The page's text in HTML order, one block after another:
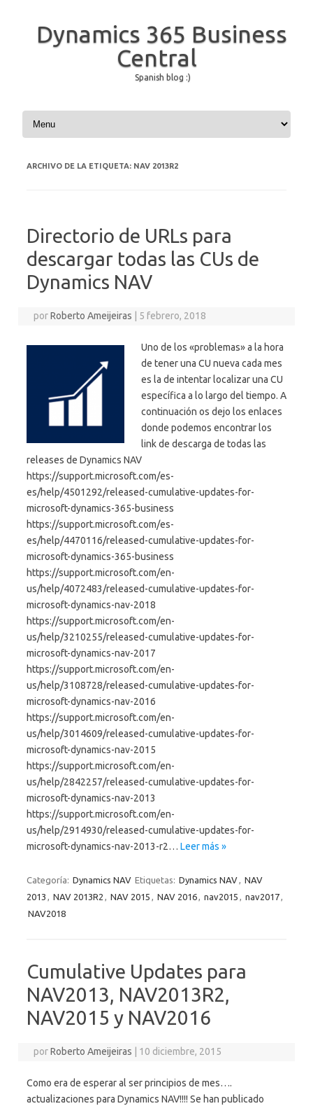
Dynamics 365 Business
Central
Spanish blog :)
Saltar al contenido
ARCHIVO DE LA ETIQUETA: NAV 2013R2
Directorio de URLs para
descargar todas las CUs de
Dynamics NAV
porRoberto Ameijeiras 5 febrero, 2018
Uno de los «problemas» a la hora
de tener una CU nueva cada mes
es la de intentar localizar una CU
específica a lo largo del tiempo. A
continuación os dejo los enlaces
donde podemos encontrar los
link de descarga de todas las
releases de Dynamics NAV
https://support.microsoft.com/es-
es/help/4501292/released-cumulative-updates-for-
microsoft-dynamics-365-business
https://support.microsoft.com/es-
es/help/4470116/released-cumulative-updates-for-
microsoft-dynamics-365-business
https://support.microsoft.com/en-
us/help/4072483/released-cumulative-updates-for-
microsoft-dynamics-nav-2018
https://support.microsoft.com/en-
us/help/3210255/released-cumulative-updates-for-
microsoft-dynamics-nav-2017
https://support.microsoft.com/en-
us/help/3108728/released-cumulative-updates-for-
microsoft-dynamics-nav-2016
https://support.microsoft.com/en-
us/help/3014609/released-cumulative-updates-for-
microsoft-dynamics-nav-2015
https://support.microsoft.com/en-
us/help/2842257/released-cumulative-updates-for-
microsoft-dynamics-nav-2013
https://support.microsoft.com/en-
us/help/2914930/released-cumulative-updates-for-
microsoft-dynamics-nav-2013-r2… Leer más »
Categoría: Dynamics NAV Etiquetas: Dynamics NAV, NAV
2013 , NAV 2013R2 , NAV 2015 , NAV 2016, nav2015 , nav2017,
NAV2018
Cumulative Updates para
NAV2013, NAV2013R2,
NAV2015 y NAV2016
porRoberto Ameijeiras 10 diciembre, 2015
Como era de esperar al ser principios de mes….
actualizaciones para Dynamics NAV!!!! Se han publicado